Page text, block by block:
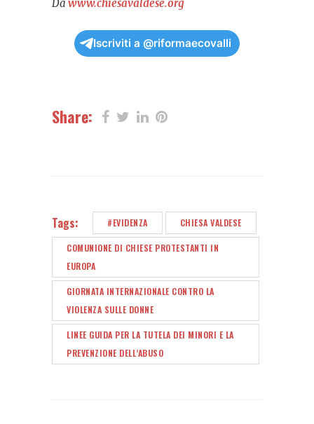
Da www.chiesavaldese.org
Iscriviti a @riformaecovalli
Share:
Tags: #EVIDENZA CHIESA VALDESE
COMUNIONE DI CHIESE PROTESTANTI IN
EUROPA
GIORNATA INTERNAZIONALE CONTRO LA
VIOLENZA SULLE DONNE
LINEE GUIDA PER LA TUTELA DEI MINORI E LA
PREVENZIONE DELL’ABUSO